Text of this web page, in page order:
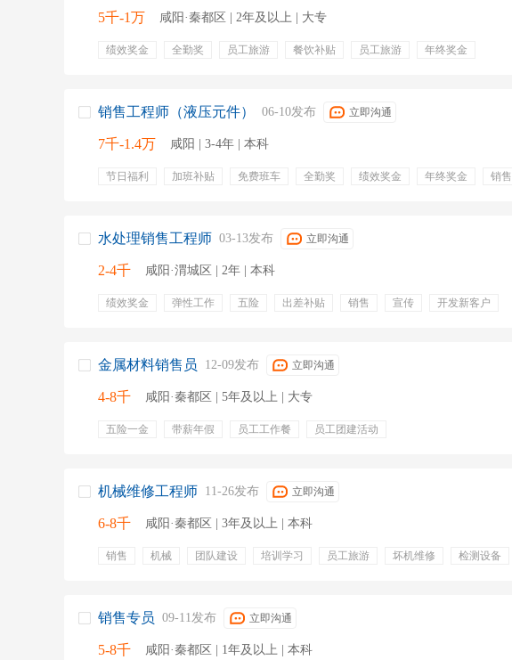
5千-1万 咸阳·秦都区 | 2年及以上 | 大专
绩效奖金 全勤奖 员工旅游 餐饮补贴 员工旅游
年终奖金
销售工程师（液压元件） 06-10发布 立即沟通
7千-1.4万 咸阳 | 3-4年 | 本科
节日福利 加班补贴 免费班车 全勤奖 绩效奖金 年终奖金
销售
水处理销售工程师 03-13发布 立即沟通
2-4千 咸阳·渭城区 | 2年 | 本科
绩效奖金 弹性工作 五险 出差补贴 销售 宣传
开发新客户
金属材料销售员 12-09发布 立即沟通
4-8千 咸阳·秦都区 | 5年及以上 | 大专
五险一金 带薪年假 员工工作餐 员工团建活动
机械维修工程师 11-26发布 立即沟通
6-8千 咸阳·秦都区 | 3年及以上 | 本科
销售 机械 团队建设 培训学习 员工旅游 坏机维修
检测设备
销售专员 09-11发布 立即沟通
5-8千 咸阳·秦都区 | 1年及以上 | 本科